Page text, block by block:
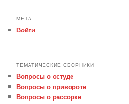
МЕТА
Войти
ТЕМАТИЧЕСКИЕ СБОРНИКИ
Вопросы о остуде
Вопросы о привороте
Вопросы о рассорке